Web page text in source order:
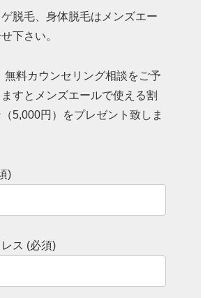
ゲ脱毛、身体脱毛はメンズエー
下さい。
無料カウンセリング相談をご予
すとメンズエールで使える割
5,000円）をプレゼント致しま
)
ス (必須)